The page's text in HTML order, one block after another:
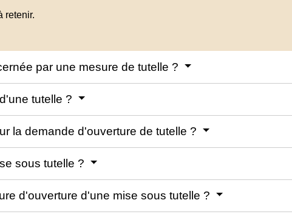
retenir.
par une mesure de tutelle ?
tutelle ?
la demande d'ouverture de tutelle ?
sous tutelle ?
d'ouverture d'une mise sous tutelle ?